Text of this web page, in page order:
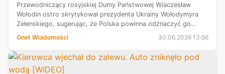
Przewodniczący rosyjskiej Dumy Państwowej Wiaczesław
Wołodin ostro skrytykował prezydenta Ukrainy Wołodymyra
Zełenskiego, sugerując, że Polska powinna odznaczyć go
"Orderem Judasza".
Onet Wiadomości 30.06.2026 13:56